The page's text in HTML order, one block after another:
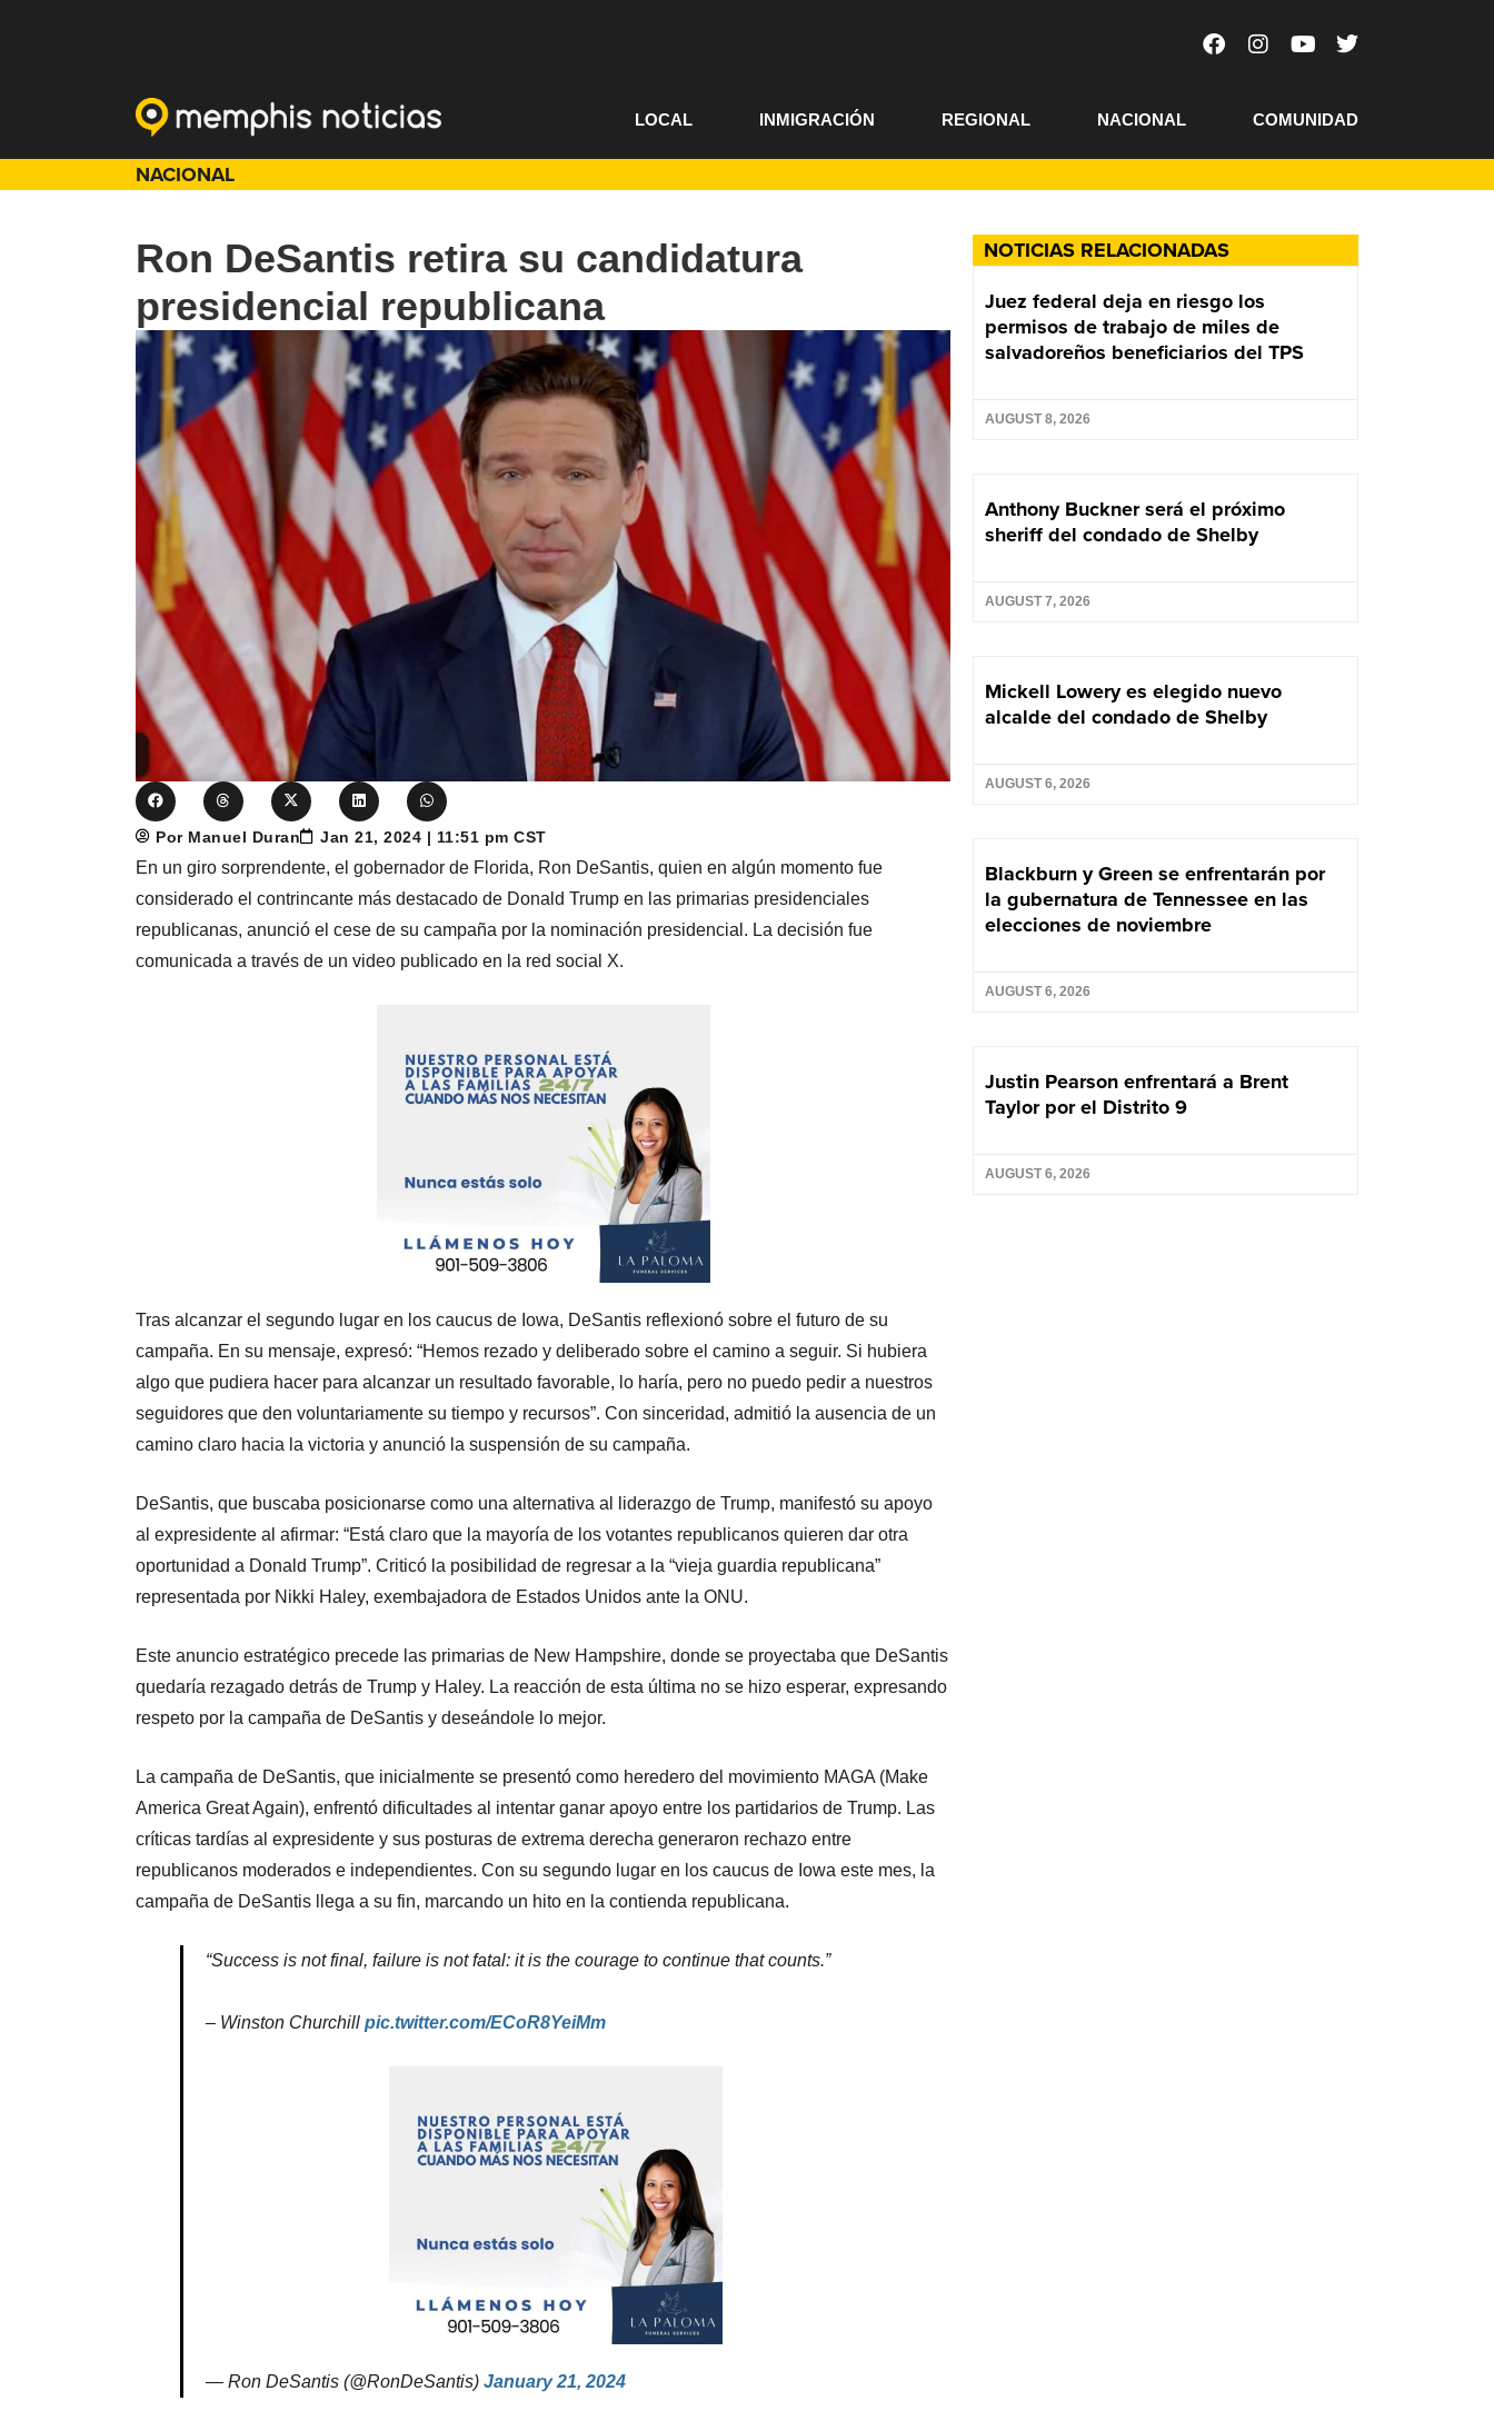
LOCAL INMIGRACIÓN REGIONAL NACIONAL COMUNIDAD
NACIONAL
NOTICIAS RELACIONADAS
Juez federal deja en riesgo los
permisos de trabajo de miles de
salvadoreños beneficiarios del TPS
AUGUST 8, 2026
Anthony Buckner será el próximo
sheriff del condado de Shelby
AUGUST 7, 2026
Mickell Lowery es elegido nuevo
alcalde del condado de Shelby
AUGUST 6, 2026
Blackburn y Green se enfrentarán por
la gubernatura de Tennessee en las
elecciones de noviembre
AUGUST 6, 2026
Justin Pearson enfrentará a Brent
Taylor por el Distrito 9
AUGUST 6, 2026
Ron DeSantis retira su candidatura
presidencial republicana
Por Manuel Duran Jan 21, 2024 | 11:51 pm CST
En un giro sorprendente, el gobernador de Florida, Ron DeSantis, quien en algún momento fue
considerado el contrincante más destacado de Donald Trump en las primarias presidenciales
republicanas, anunció el cese de su campaña por la nominación presidencial. La decisión fue
comunicada a través de un video publicado en la red social X.
Tras alcanzar el segundo lugar en los caucus de Iowa, DeSantis reflexionó sobre el futuro de su
campaña. En su mensaje, expresó: “Hemos rezado y deliberado sobre el camino a seguir. Si hubiera
algo que pudiera hacer para alcanzar un resultado favorable, lo haría, pero no puedo pedir a nuestros
seguidores que den voluntariamente su tiempo y recursos”. Con sinceridad, admitió la ausencia de un
camino claro hacia la victoria y anunció la suspensión de su campaña.
DeSantis, que buscaba posicionarse como una alternativa al liderazgo de Trump, manifestó su apoyo
al expresidente al afirmar: “Está claro que la mayoría de los votantes republicanos quieren dar otra
oportunidad a Donald Trump”. Criticó la posibilidad de regresar a la “vieja guardia republicana”
representada por Nikki Haley, exembajadora de Estados Unidos ante la ONU.
Este anuncio estratégico precede las primarias de New Hampshire, donde se proyectaba que DeSantis
quedaría rezagado detrás de Trump y Haley. La reacción de esta última no se hizo esperar, expresando
respeto por la campaña de DeSantis y deseándole lo mejor.
La campaña de DeSantis, que inicialmente se presentó como heredero del movimiento MAGA (Make
America Great Again), enfrentó dificultades al intentar ganar apoyo entre los partidarios de Trump. Las
críticas tardías al expresidente y sus posturas de extrema derecha generaron rechazo entre
republicanos moderados e independientes. Con su segundo lugar en los caucus de Iowa este mes, la
campaña de DeSantis llega a su fin, marcando un hito en la contienda republicana.
“Success is not final, failure is not fatal: it is the courage to continue that counts.”
– Winston Churchillpic.twitter.com/ECoR8YeiMm
— Ron DeSantis (@RonDeSantis)January 21, 2024